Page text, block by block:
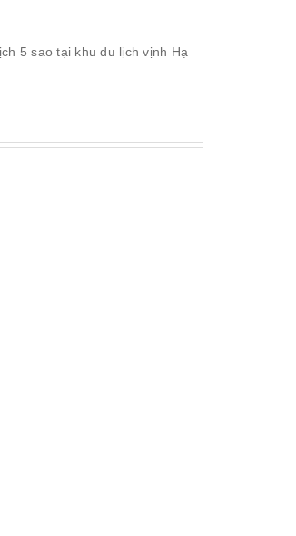
5 sao tại khu du lịch vịnh Hạ